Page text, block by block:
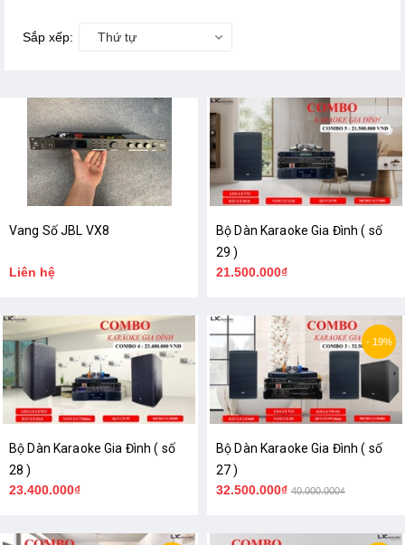
Sắp xếp: Thứ tự
Vang Số JBL VX8
Liên hệ
Bộ Dàn Karaoke Gia Đình ( số
29 )
21.500.000₫
Bộ Dàn Karaoke Gia Đình ( số
28 )
23.400.000₫
- 19%
Bộ Dàn Karaoke Gia Đình ( số
27 )
32.500.000₫ 40.000.000₫